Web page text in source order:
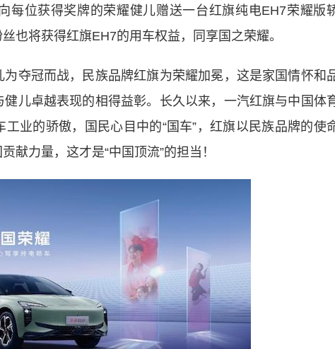
每位获得奖牌的荣耀健儿赠送一台红旗纯电EH7荣耀版
也将获得红旗EH7的用车权益，同享国之荣耀。
冠而战，民族品牌红旗为荣耀加冕，这是家国情怀和
儿卓越表现的相得益彰。长久以来，一汽红旗与中国体
业的骄傲，国民心目中的“国车”，红旗以民族品牌的使
献力量，这才是“中国顶流”的担当！